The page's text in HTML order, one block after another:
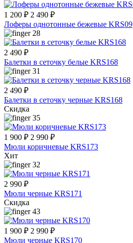
1 200 ₽ 2 490 ₽
Лоферы однотонные бежевые KRS09
28
2 490 ₽
Балетки в сеточку белые KRS168
31
2 490 ₽
Балетки в сеточку черные KRS168
Скидка
35
1 900 ₽ 2 990 ₽
Мюли коричневые KRS173
Хит
32
2 990 ₽
Мюли черные KRS171
Скидка
43
1 900 ₽ 2 990 ₽
Мюли черные KRS170